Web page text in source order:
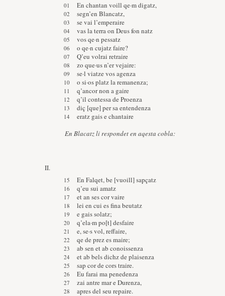
En chantan voill qe·m digatz,
segn’en Blancatz,
se vai l’emperaire
vas la terra on Deus fon natz
vos qe·n pessatz
o qe·n cujatz faire?
Q’eu volrai retraire
zo que·us n’er vejaire:
se·l viatze vos agenza
o si·os platz la remanenza;
q’ancor non a gaire
q’il contessa de Proenza
diç [que] per sa entendenza
eratz gais e chantaire
En Blacatz li respondet en aqesta cobla:
II.
En Falqet, be [vuoill] sapçatz
q’eu sui amatz
et an ses cor vaire
lei en cui es fina beutatz
e gais solatz;
q’ela·m po[t] desfaire
e, se·s vol, reffaire,
qe de prez es maire;
ab sen et ab conoissenza
et ab bels dichz de plaisenza
sap cor de cors traire.
Eu farai ma penedenza
zai antre mar e Durenza,
apres del seu repaire.